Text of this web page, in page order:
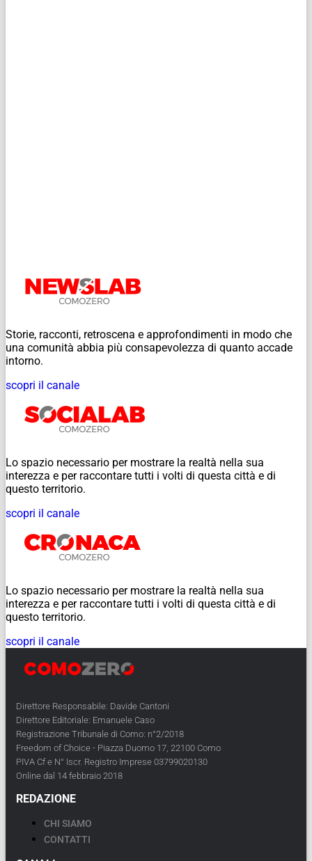
Storie, racconti, retroscena e approfondimenti in modo che
una comunità abbia più consapevolezza di quanto accade
intorno.
scopri il canale
Lo spazio necessario per mostrare la realtà nella sua
interezza e per raccontare tutti i volti di questa città e di
questo territorio.
scopri il canale
Lo spazio necessario per mostrare la realtà nella sua
interezza e per raccontare tutti i volti di questa città e di
questo territorio.
scopri il canale
Direttore Responsabile: Davide Cantoni
Direttore Editoriale: Emanuele Caso
Registrazione Tribunale di Como: n°2/2018
Freedom of Choice - Piazza Duomo 17, 22100 Como
PIVA Cf e N° Iscr. Registro Imprese 03799020130
Online dal 14 febbraio 2018
REDAZIONE
CHI SIAMO
CONTATTI